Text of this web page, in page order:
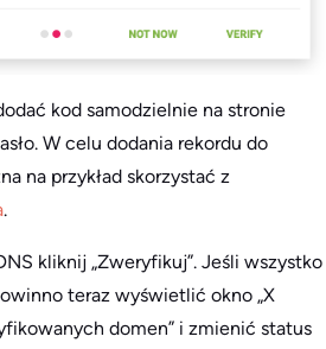
kod samodzielnie na stronie
W celu dodania rekordu do
na przykład skorzystać z
.
kliknij „Zweryfikuj”. Jeśli wszystko
teraz wyświetlić okno „X
domen” i zmienić status